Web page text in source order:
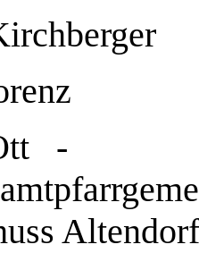
-
Altendorf